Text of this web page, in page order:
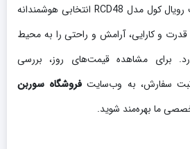
خود هستید، داکت اسپلیت رویال کول مدل RCD48 انتخابی هوشمندانه
و کارایی، آرامش و راحتی را به محیط
برای مشاهده قیمت‌های روز، بررسی
سفارش، به وب‌سایت فروشگاه سوربن
ما بهره‌مند شوید.